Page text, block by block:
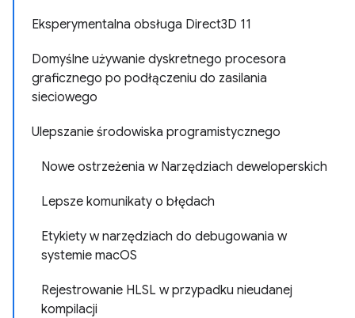
Eksperymentalna obsługa Direct3D 11
Domyślne używanie dyskretnego procesora
graficznego po podłączeniu do zasilania
sieciowego
Ulepszanie środowiska programistycznego
Nowe ostrzeżenia w Narzędziach deweloperskich
Lepsze komunikaty o błędach
Etykiety w narzędziach do debugowania w
systemie macOS
Rejestrowanie HLSL w przypadku nieudanej
kompilacji